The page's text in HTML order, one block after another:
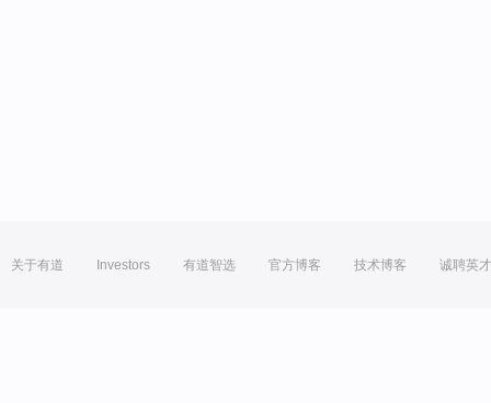
关于有道 Investors 有道智选 官方博客 技术博客 诚聘英才